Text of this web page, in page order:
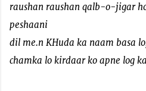
raushan raushan qalb-o-jigar
peshaani
dil me.n KHuda ka naam basa
chamka lo kirdaar ko apne log